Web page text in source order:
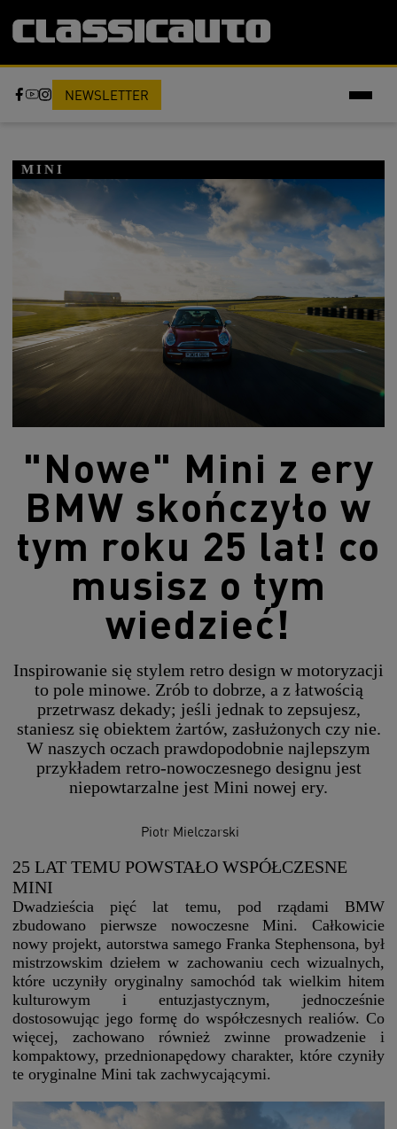
NEWSLETTER
MINI
"Nowe" Mini z ery
BMW skończyło w
tym roku 25 lat! co
musisz o tym
wiedzieć!
Inspirowanie się stylem retro design w motoryzacji
to pole minowe. Zrób to dobrze, a z łatwością
przetrwasz dekady; jeśli jednak to zepsujesz,
staniesz się obiektem żartów, zasłużonych czy nie.
W naszych oczach prawdopodobnie najlepszym
przykładem retro-nowoczesnego designu jest
niepowtarzalne jest Mini nowej ery.
Piotr Mielczarski
25 LAT TEMU POWSTAŁO WSPÓŁCZESNE
MINI
Dwadzieścia pięć lat temu, pod rządami BMW
zbudowano pierwsze nowoczesne Mini. Całkowicie
nowy projekt, autorstwa samego Franka Stephensona, był
mistrzowskim dziełem w zachowaniu cech wizualnych,
które uczyniły oryginalny samochód tak wielkim hitem
kulturowym i entuzjastycznym, jednocześnie
dostosowując jego formę do współczesnych realiów. Co
więcej, zachowano również zwinne prowadzenie i
kompaktowy, przednionapędowy charakter, które czyniły
te oryginalne Mini tak zachwycającymi.